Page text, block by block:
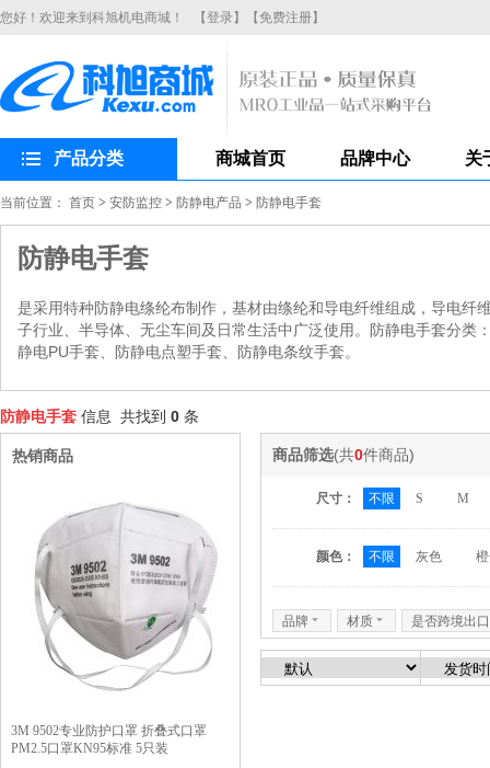
您好！欢迎来到科旭机电商城！ 【登录】 【免费注册】
产品分类 商城首页 品牌中心 关
当前位置： 首页 > 安防监控 > 防静电产品 > 防静电手套
防静电手套
是采用特种防静电绦纶布制作，基材由绦纶和导电纤维组成，导电
子行业、半导体、无尘车间及日常生活中广泛使用。防静电手套分
静电PU手套、防静电点塑手套、防静电条纹手套。
防静电手套 信息 共找到 0 条
商品筛选(共0件商品)
尺寸： 不限 S M
颜色： 不限 灰色
品牌 6 材质 6 是否跨境出
热销商品
3M 9502专业防护口罩 折叠式口罩
PM2.5口罩KN95标准 5只装